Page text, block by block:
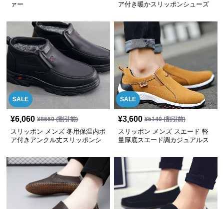
ァー
ア付き暖かスリッポンシューズ
SALE
¥6,060 ¥8660(割引前)
スリッポン メンズ 冬用保温内ボ
ア付きアンクル丈スリッポンシ
SALE
¥3,600 ¥5140(割引前)
スリッポン メンズ スエード 軽
量厚底スエード調カジュアルス